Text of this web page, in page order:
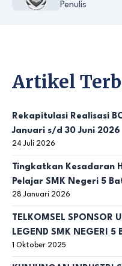
Penulis
Artikel
Rekapitulasi Realisasi
Januari s/d 30 Juni 2026
24 Juli 2026
Tingkatkan Kesadaran
Pelajar SMK Negeri 5
28 Januari 2026
TELKOMSEL SPONSOR
LEGEND SMK NEGERI 5
1 Oktober 2025